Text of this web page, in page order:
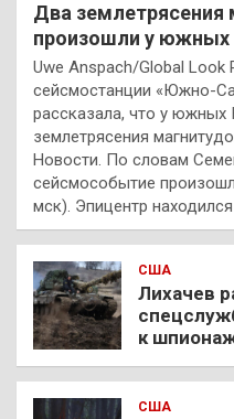
Два землетрясения
произошли у южных
Uwe Anspach/Global Look
сейсмостанции «Южно-
рассказала, что у
землетрясения
Новости. По словам
сейсмособытие
мск). Эпицентр
США
Лихачев
к
США